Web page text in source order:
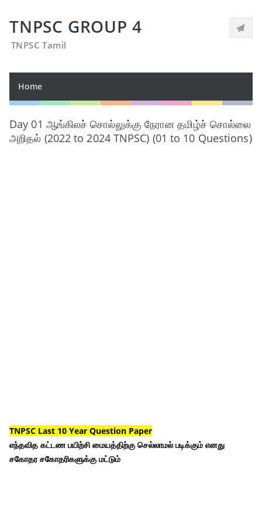
TNPSC GROUP 4
TNPSC Tamil
Home
Day 01 ஆங்கிலச் சொல்லுக்கு நேரான தமிழ்ச் சொல்லை
அறிதல் (2022 to 2024 TNPSC) (01 to 10 Questions)
TNPSC Last 10 Year Question Paper
எந்தவித கட்டண பயிற்சி மையத்திற்கு செல்லாமல் படிக்கும் எனது
சகோதர சகோதரிகளுக்கு மட்டும்